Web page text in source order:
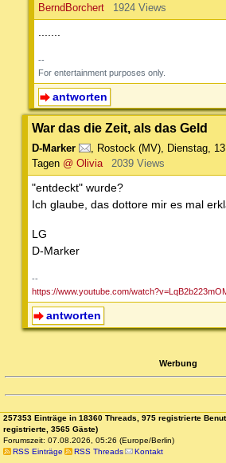
BerndBorchert
1924 Views
--
For entertainment purposes only.
antworten
War das die Zeit, als das Geld
D-Marker , Rostock (MV), Dienstag,
Tagen @ Olivia 2039 Views
"entdeckt" wurde?
Ich glaube, das dottore mir es mal
LG
D-Marker
--
https://www.youtube.com/
antworten
Werbung
257353 Einträge in 18360 Threads, 975 registrierte
registrierte, 3565 Gäste)
Forumszeit: 07.08.2026, 05:26 (Europe/Berlin)
RSS Einträge
RSS Threads Kontakt